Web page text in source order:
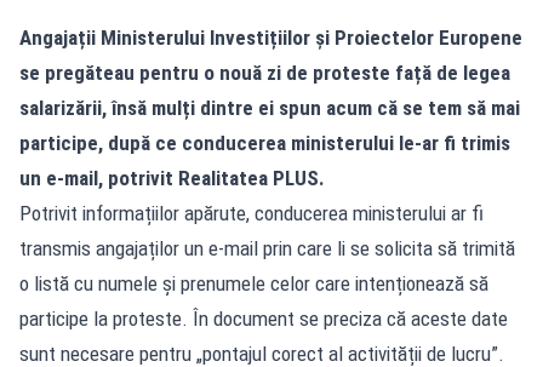
Angajații Ministerului Investițiilor și Proiectelor Europene
se pregăteau pentru o nouă zi de proteste față de legea
salarizării, însă mulți dintre ei spun acum că se tem să mai
participe, după ce conducerea ministerului le-ar fi trimis
un e-mail, potrivit Realitatea PLUS.
Potrivit informațiilor apărute, conducerea ministerului ar fi
transmis angajaților un e-mail prin care li se solicita să trimită
o listă cu numele și prenumele celor care intenționează să
participe la proteste. În document se preciza că aceste date
sunt necesare pentru „pontajul corect al activității de lucru”.